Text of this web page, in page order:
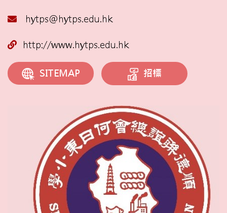
hytps@hytps.edu.hk
http://www.hytps.edu.hk
SITEMAP 招標